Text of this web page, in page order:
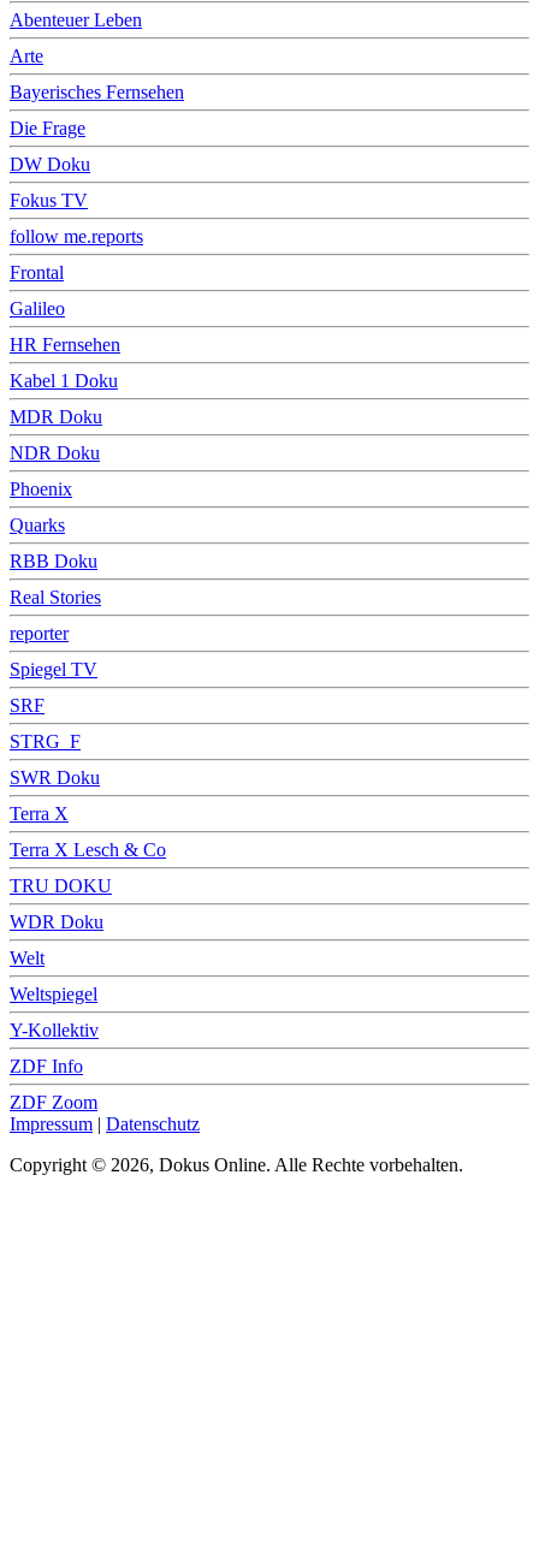
Abenteuer Leben
Arte
Bayerisches Fernsehen
Die Frage
DW Doku
Fokus TV
follow me.reports
Frontal
Galileo
HR Fernsehen
Kabel 1 Doku
MDR Doku
NDR Doku
Phoenix
Quarks
RBB Doku
Real Stories
reporter
Spiegel TV
SRF
STRG_F
SWR Doku
Terra X
Terra X Lesch & Co
TRU DOKU
WDR Doku
Welt
Weltspiegel
Y-Kollektiv
ZDF Info
ZDF Zoom
Impressum | Datenschutz
Copyright © 2026, Dokus Online. Alle Rechte vorbehalten.